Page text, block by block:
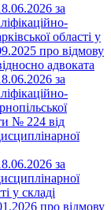
за
області у
про відмову
адвоката
за
№ 224 від
за
у складі
про відмову